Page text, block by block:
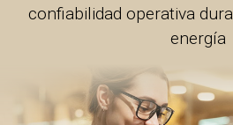
confiabilidad operativa
energía